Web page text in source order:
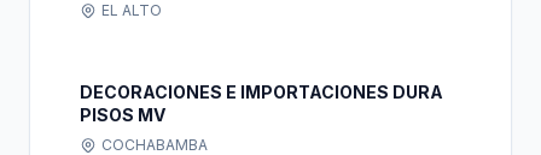
EL ALTO
DECORACIONES E IMPORTACIONES DURA
PISOS MV
COCHABAMBA